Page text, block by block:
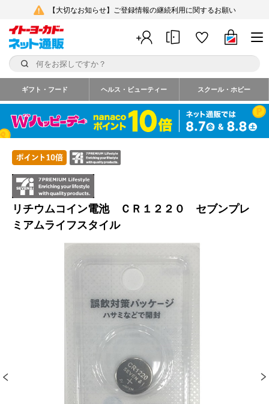
【大切なお知らせ】ご登録情報の継続利用に関するお願い
ギフト・フード ヘルス・ビューティー スクール・ホビー
リチウムコイン電池 ＣＲ１２２０ セブンプレ
ミアムライフスタイル